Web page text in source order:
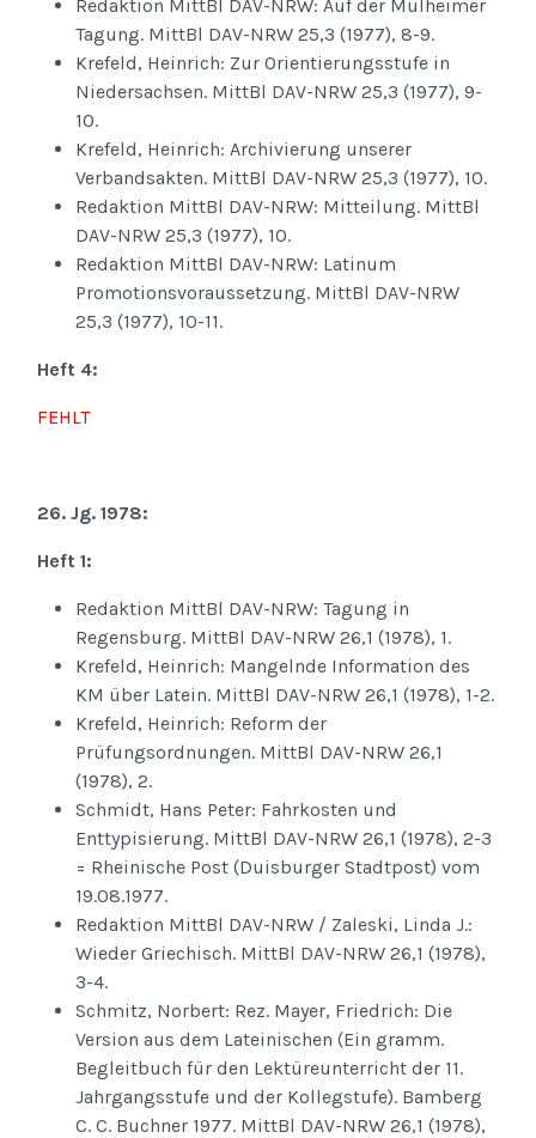
Redaktion MittBl DAV-NRW: Auf der Mülheimer
Tagung. MittBl DAV-NRW 25,3 (1977), 8-9.
Krefeld, Heinrich: Zur Orientierungsstufe in
Niedersachsen. MittBl DAV-NRW 25,3 (1977), 9-
10.
Krefeld, Heinrich: Archivierung unserer
Verbandsakten. MittBl DAV-NRW 25,3 (1977), 10.
Redaktion MittBl DAV-NRW: Mitteilung. MittBl
DAV-NRW 25,3 (1977), 10.
Redaktion MittBl DAV-NRW: Latinum
Promotionsvoraussetzung. MittBl DAV-NRW
25,3 (1977), 10-11.
Heft 4:
FEHLT
26. Jg. 1978:
Heft 1:
Redaktion MittBl DAV-NRW: Tagung in
Regensburg. MittBl DAV-NRW 26,1 (1978), 1.
Krefeld, Heinrich: Mangelnde Information des
KM über Latein. MittBl DAV-NRW 26,1 (1978), 1-2.
Krefeld, Heinrich: Reform der
Prüfungsordnungen. MittBl DAV-NRW 26,1
(1978), 2.
Schmidt, Hans Peter: Fahrkosten und
Enttypisierung. MittBl DAV-NRW 26,1 (1978), 2-3
= Rheinische Post (Duisburger Stadtpost) vom
19.08.1977.
Redaktion MittBl DAV-NRW / Zaleski, Linda J.:
Wieder Griechisch. MittBl DAV-NRW 26,1 (1978),
3-4.
Schmitz, Norbert: Rez. Mayer, Friedrich: Die
Version aus dem Lateinischen (Ein gramm.
Begleitbuch für den Lektüreunterricht der 11.
Jahrgangsstufe und der Kollegstufe). Bamberg
C. C. Buchner 1977. MittBl DAV-NRW 26,1 (1978),